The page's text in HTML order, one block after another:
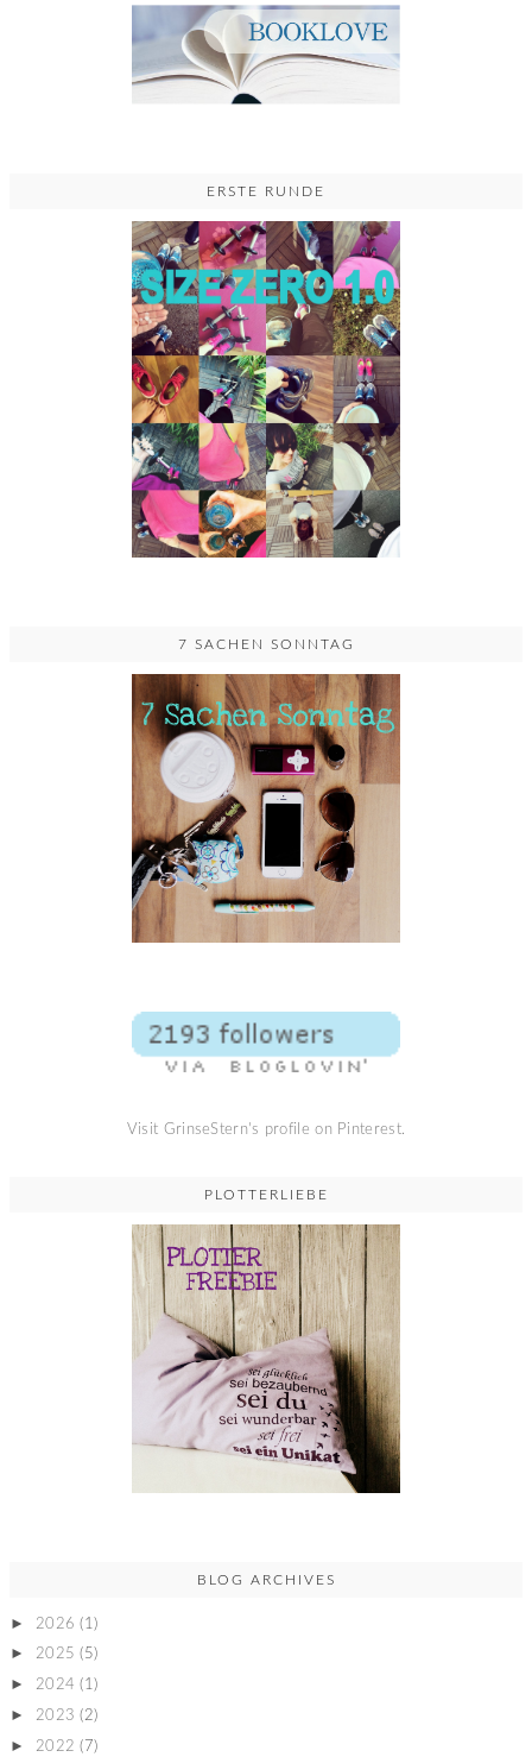
ERSTE RUNDE
7 SACHEN SONNTAG
Visit GrinseStern's profile on Pinterest.
PLOTTERLIEBE
BLOG ARCHIVES
► 2026 (1)
► 2025 (5)
► 2024 (1)
► 2023 (2)
► 2022 (7)